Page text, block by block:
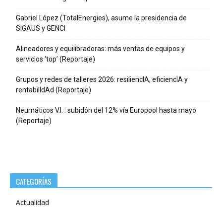
Gabriel López (TotalEnergies), asume la presidencia de
SIGAUS y GENCI
Alineadores y equilibradoras: más ventas de equipos y
servicios ‘top’ (Reportaje)
Grupos y redes de talleres 2026: resiliencIA, eficiencIA y
rentabilIdAd (Reportaje)
Neumáticos V.I. : subidón del 12% vía Europool hasta mayo
(Reportaje)
CATEGORÍAS
Actualidad